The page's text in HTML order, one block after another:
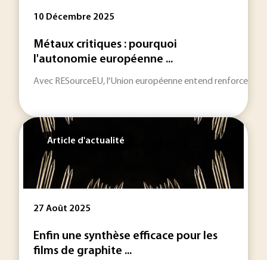
10 Décembre 2025
Métaux critiques : pourquoi
l'autonomie européenne ...
Avec RESourceEU, l'Union européenne entend renforcer
Article d'actualité
27 Août 2025
Enfin une synthèse efficace pour les
films de graphite ...